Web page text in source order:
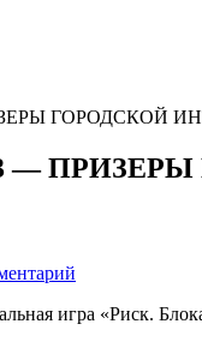
ГОРОДСКОЙ
ПРИЗЕРЫ
ШКОЛЫ
игра «Риск.